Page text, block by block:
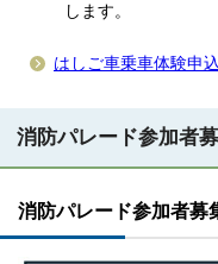
します。
はしご車乗車体験申
消防パレード参加者
消防パレード参加者募